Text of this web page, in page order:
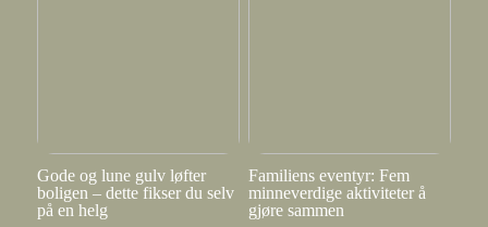
Gode og lune gulv løfter
boligen – dette fikser du selv
på en helg
Familiens eventyr: Fem
minneverdige aktiviteter å
gjøre sammen